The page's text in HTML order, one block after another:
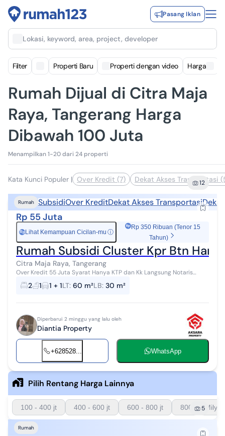
Pasang Iklan
Lokasi, keyword, area, project, developer
Filter Properti Baru Properti dengan video Harga
Rumah Dijual di Citra Maja
Raya, Tangerang Harga
Dibawah 100 Juta
Menampilkan 1-20 dari 24 properti
Kata Kunci Populer | Over Kredit (7) Dekat Akses Transportasi
12
Rumah SubsidiOver KreditDekat Akses Transportasi
Rp 55 Juta
Rp Lihat Kemampuan Cicilan-mu ⓘ
Rp 350 Ribuan (Tenor 15
Tahun)
Rumah Subsidi Cluster Kpr Btn
Citra Maja Raya, Tangerang
Over Kredit 55 Juta Syarat Hanya KTP dan Kk Langsung Notaris
Permata Mutiara Maja Cluster Orion Blok C4 no.3 800 Meter dari
stasiun maja (4 menit...
2 1 1 + 1LT: 60 m²LB: 30 m²
Diperbarui 2 minggu yang lalu oleh
Diantia Property
+628528... WhatsApp
Pilih Rentang Harga Lainnya
100 - 400 jt 400 - 600 jt 600 - 800 jt 800 - 1 Milyar
5
Rumah